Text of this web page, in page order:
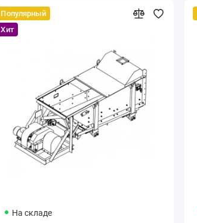
Популярный
Хит
На складе